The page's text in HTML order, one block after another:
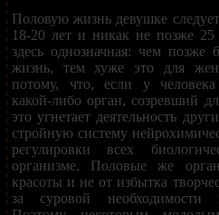
Половую жизнь девушке
18-20 лет и никак не позже 25
здесь однозначная: чем позже
жизнь, тем хуже это для
потому, что, если у
какой-либо орган, созревший
это угнетает деятельность
стройную систему
регулировки всех
организме. Половые же
красоты и не от избытка
за суровой необходимости